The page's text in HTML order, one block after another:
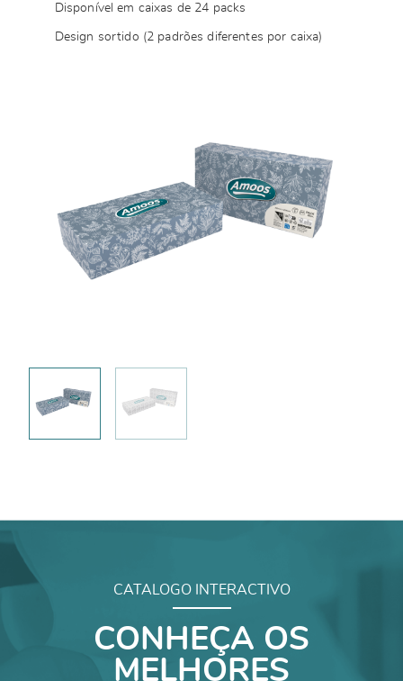
Disponível em caixas de 24 packs
Design sortido (2 padrões diferentes por caixa)
CATALOGO INTERACTIVO
CONHEÇA OS
MELHORES